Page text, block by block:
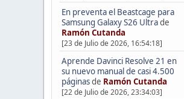
En preventa el Beastcage para
Samsung Galaxy S26 Ultrade
Ramón Cutanda
[23 de Julio de 2026, 16:54:18]
Aprende Davinci Resolve 21 en
su nuevo manual de casi 4.500
páginasde Ramón Cutanda
[22 de Julio de 2026, 23:34:03]